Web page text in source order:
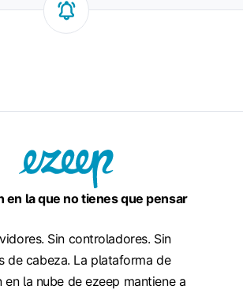
en la que no tienes que pensar
Sin controladores. Sin
de cabeza. La plataforma de
en la nube de ezeep mantiene a